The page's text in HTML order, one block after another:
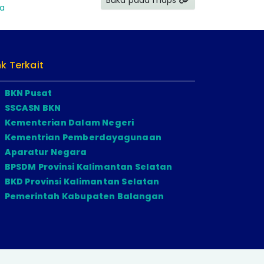
Terkait
BKN Pusat
SSCASN BKN
Kementerian Dalam Negeri
Kementrian Pemberdayagunaan
Aparatur Negara
BPSDM Provinsi Kalimantan Selatan
BKD Provinsi Kalimantan Selatan
Pemerintah Kabupaten Balangan